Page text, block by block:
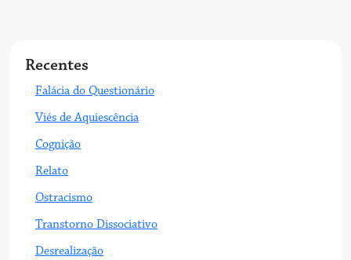
Recentes
Falácia do Questionário
Viés de Aquiescência
Cognição
Relato
Ostracismo
Transtorno Dissociativo
Desrealização